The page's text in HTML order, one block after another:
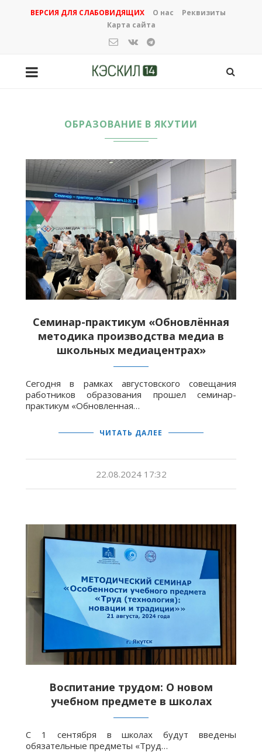
ВЕРСИЯ ДЛЯ СЛАБОВИДЯЩИХ О нас
Реквизиты
Карта сайта
ОБРАЗОВАНИЕ В ЯКУТИИ
Семинар-практикум «Обновлённая
методика производства медиа в
школьных медиацентрах»
Сегодня в рамках августовского совещания
работников образования прошел семинар-
практикум «Обновленная…
ЧИТАТЬ ДАЛЕЕ
22.08.2024 17:32
Воспитание трудом: О новом
учебном предмете в школах
С 1 сентября в школах будут введены
обязательные предметы «Труд…